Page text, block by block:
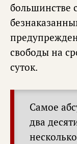
большинстве
свободы на
суток.
Самое
два